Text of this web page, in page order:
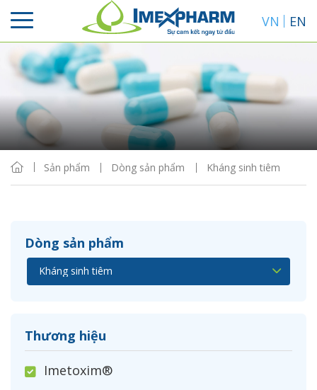
VN EN
Sản phẩm Dòng sản phẩm Kháng sinh tiêm
Dòng sản phẩm
Thương hiệu
Imetoxim®
Sắp xếp
Hiển thị